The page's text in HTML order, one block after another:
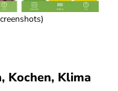
Kochen, Klima